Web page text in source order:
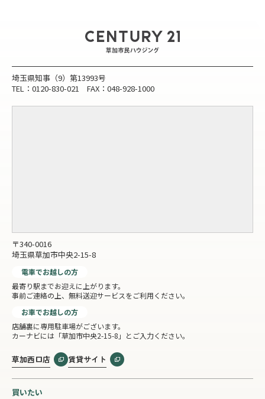
埼玉県知事（9）第13993号
TEL：0120-830-021 FAX：048-928-1000
〒340-0016
埼玉県草加市中央2-15-8
電車でお越しの方
最寄り駅までお迎えに上がります。
事前ご連絡の上、無料送迎サービスをご利用ください。
お車でお越しの方
店舗裏に専用駐車場がございます。
カーナビには「草加市中央2-15-8」とご入力ください。
草加西口店 賃貸サイト
買いたい